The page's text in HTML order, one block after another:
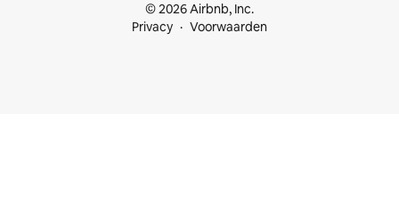
© 2026 Airbnb, Inc.
Privacy
Voorwaarden